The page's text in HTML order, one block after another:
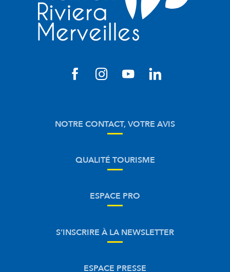
NOTRE CONTACT, VOTRE AVIS
QUALITÉ TOURISME
ESPACE PRO
S’INSCRIRE À LA NEWSLETTER
ESPACE PRESSE